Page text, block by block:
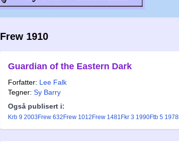
Frew 1910
Guardian of the Eastern Dark
Forfatter: Lee Falk
Tegner: Sy Barry
Også publisert i:
Krb 9 2003 Frew 632 Frew 1012 Frew 1481 Fkr 3 1990Ftb 5 1978